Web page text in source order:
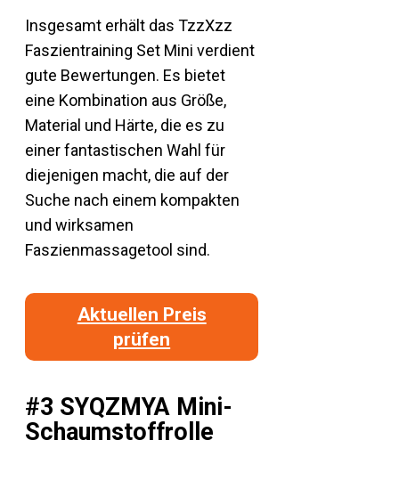
Insgesamt erhält das TzzXzz
Faszientraining Set Mini verdient
gute Bewertungen. Es bietet
eine Kombination aus Größe,
Material und Härte, die es zu
einer fantastischen Wahl für
diejenigen macht, die auf der
Suche nach einem kompakten
und wirksamen
Faszienmassagetool sind.
Aktuellen Preis
prüfen
#3 SYQZMYA Mini-
Schaumstoffrolle